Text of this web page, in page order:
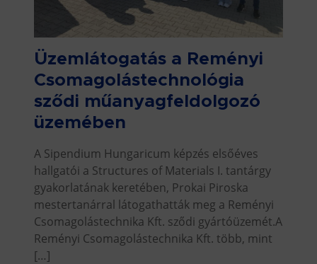
Üzemlátogatás a Reményi
Csomagolástechnológia
sződi műanyagfeldolgozó
üzemében
A Sipendium Hungaricum képzés elsőéves
hallgatói a Structures of Materials I. tantárgy
gyakorlatának keretében, Prokai Piroska
mestertanárral látogathatták meg a Reményi
Csomagolástechnika Kft. sződi gyártóüzemét.A
Reményi Csomagolástechnika Kft. több, mint
[…]